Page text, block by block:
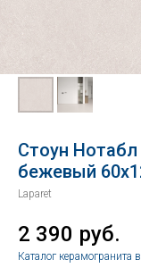
Стоун
бежевый
Laparet
2 390 руб.
Каталог керамогранита